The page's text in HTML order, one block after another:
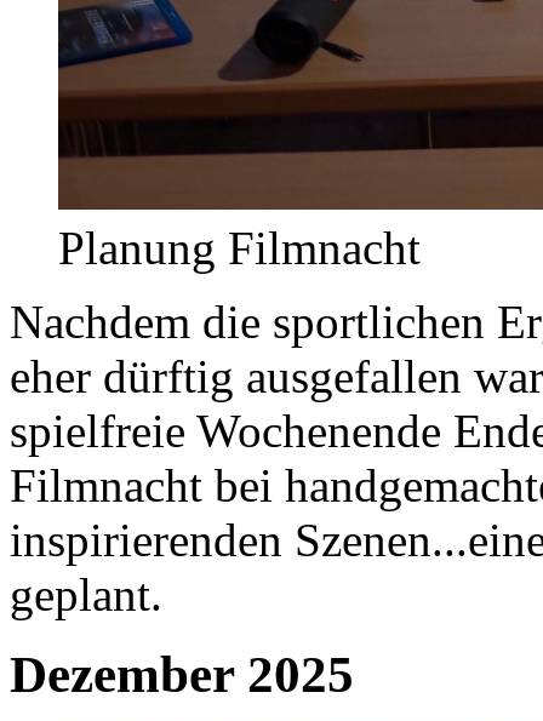
Planung Filmnacht
Nachdem die sportlichen
eher dürftig ausgefallen
spielfreie Wochenende
Filmnacht bei
inspirierenden
geplant.
Dezember 2025